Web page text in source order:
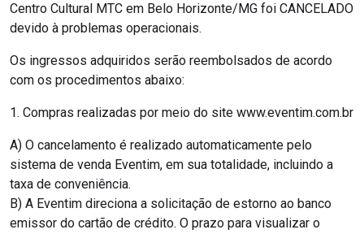
Centro Cultural MTC em Belo Horizonte/MG foi CANCELADO
devido à problemas operacionais.
Os ingressos adquiridos serão reembolsados de acordo
com os procedimentos abaixo:
1. Compras realizadas por meio do site www.eventim.com.br
A) O cancelamento é realizado automaticamente pelo
sistema de venda Eventim, em sua totalidade, incluindo a
taxa de conveniência.
B) A Eventim direciona a solicitação de estorno ao banco
emissor do cartão de crédito. O prazo para visualizar o